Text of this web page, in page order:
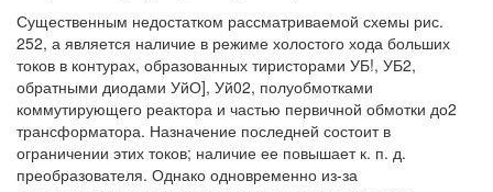
Существенным недостатком рассматриваемой схемы рис.
252, а является наличие в режиме холостого хода больших
токов в контурах, образованных тиристорами УБ!, УБ2,
обратными диодами УйО], Уй02, полуобмотками
коммутирующего реактора и частью первичной обмотки до2
трансформатора. Назначение последней состоит в
ограничении этих токов; наличие ее повышает к. п. д.
преобразователя. Однако одновременно из-за